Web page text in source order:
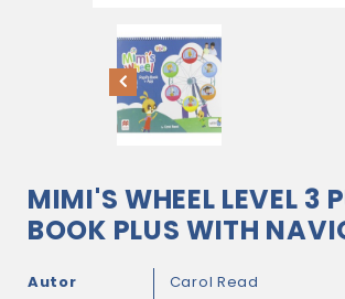
MIMI'S WHEEL LEVEL 3
BOOK PLUS WITH
Autor
Carol Read